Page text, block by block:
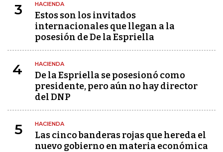
3 HACIENDA
Estos son los invitados
internacionales que llegan a la
posesión de De la Espriella
4 HACIENDA
De la Espriella se posesionó como
presidente, pero aún no hay director
del DNP
5 HACIENDA
Las cinco banderas rojas que hereda el
nuevo gobierno en materia económica